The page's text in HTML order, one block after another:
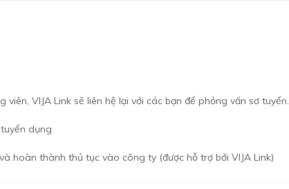
viên, VIJA Link sẽ liên hệ lại với các bạn để phỏng vấn sơ tuyển.
dụng
hoàn thành thủ tục vào công ty (được hỗ trợ bởi VIJA Link)